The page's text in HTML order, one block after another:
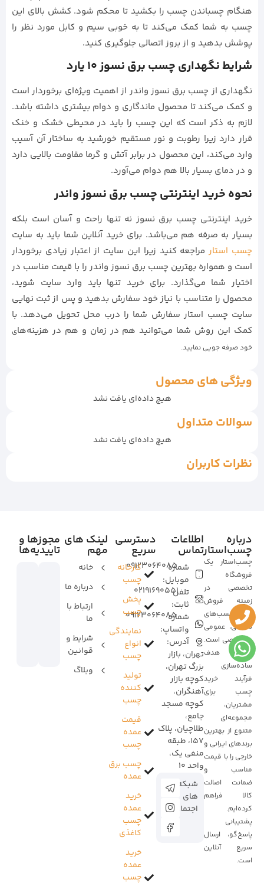
هنگام چسباندن چسب را بکشید تا محکم شود. کشش بالای این
چسب به شما کمک می‌کند تا به خوبی سیم و کابل مورد نظر را
پوشش بدهید و از بروز اتصالی جلوگیری کنید.
شرایط نگهداری چسب برق نسوز 10 یارد
نگهداری از چسب برق نسوز واندر از اهمیت ویژه‌ای برخوردار است
و کمک می‌کند تا محصول ماندگاری و دوام بیشتری داشته باشد.
لازم به ذکر است که این چسب را باید در محیطی خشک و خنک
قرار دارد زیرا رطوبت و نور مستقیم خورشید به ساختار آن آسیب
وارد می‌کند، این محصول در برابر آتش و گرما مقاومت بالایی دارد
و در دمای بسیار بالا هم دوام می‌آورد.
نحوه خرید اینترنتی چسب برق نسوز واندر
خرید اینترنتی چسب برق نسوز نه تنها راحت و آسان است بلکه
بسیار به صرفه هم می‌باشد. برای خرید آنلاین شما باید به سایت
چسب استار مراجعه کنید زیرا این سایت از اعتبار زیادی برخوردار
است و همواره بهترین چسب برق نسوز واندر را با قیمت مناسب در
اختیار شما می‌گذارد. برای خرید تنها باید وارد سایت شوید،
محصول را متناسب با نیاز خود سفارش بدهید و پس از ثبت نهایی
سایت چسب استار سفارش شما را درب محل تحویل می‌دهد. با
کمک این روش شما می‌توانید هم در زمان و هم در هزینه‌های
خود صرفه جویی نمایید.
ویژگی های محصول
هیچ داده‌ای یافت نشد
سوالات متداول
هیچ داده‌ای یافت نشد
نظرات کاربران
درباره
چسب‌استار
چسب‌استار یک
فروشگاه
تخصصی در
زمینه فروش
انواع چسب‌های
صنعتی، عمومی
و تخصصی است.
ما با هدف
ساده‌سازی
فرآیند خرید
چسب برای
مشتریان،
مجموعه‌ای
متنوع از بهترین
برندهای ایرانی و
خارجی را با قیمت
مناسب و
ضمانت اصالت
کالا فراهم
کرده‌ایم.
پشتیبانی
پاسخ‌گو، ارسال
سریع آنلاین
است.
اطلاعات
تماس
شماره
موبایل:
09123064085
تلفن
ثابت:
02191690551
شماره
واتساپ:
09123064085
آدرس:
تهران، بازار
بزرگ تهران،
کوچه بازار
آهنگران،
کوچه مسجد
جامع،
طلاچیان، پلاک
157، طبقه
منفی یک،
واحد 10
شبکه
های
اجتماعی:
دسترسی
سریع
کارخانه
چسب
پخش
چسب
نمایندگی
انواع
چسب
تولید
کننده
چسب
قیمت
عمده
چسب
چسب برق
عمده
خرید
عمده
چسب
کاغذی
خرید
عمده
چسب
لینک های
مهم
خانه
درباره ما
ارتباط با
ما
شرایط و
قوانین
وبلاگ
مجوزها و
تاییدیه‌ها